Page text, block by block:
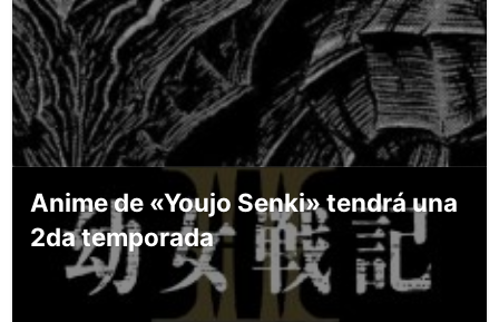
Anime de «Youjo Senki» tendrá una
2da temporada